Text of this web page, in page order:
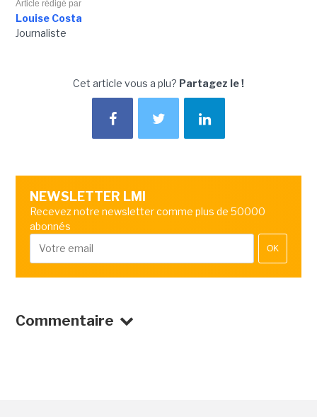
Article rédigé par
Louise Costa
Journaliste
Cet article vous a plu? Partagez le !
NEWSLETTER LMI
Recevez notre newsletter comme plus de 50000
abonnés
OK
Commentaire